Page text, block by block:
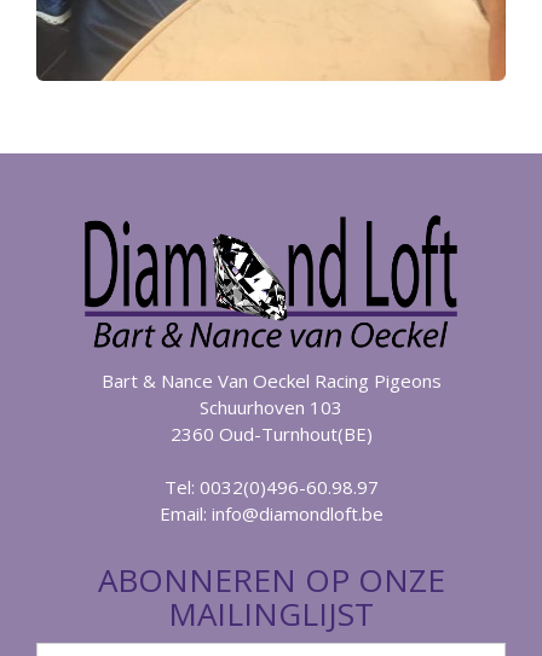
Bart & Nance Van Oeckel Racing Pigeons
Schuurhoven 103
2360 Oud-Turnhout(BE)
Tel: 0032(0)496-60.98.97
Email: info@diamondloft.be
ABONNEREN OP ONZE
MAILINGLIJST